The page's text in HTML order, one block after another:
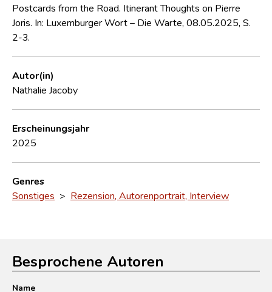
Kontakt
Postcards from the Road. Itinerant Thoughts on Pierre
Joris. In: Luxemburger Wort – Die Warte, 08.05.2025, S.
2-3.
Autor(in)
Nathalie Jacoby
Erscheinungsjahr
2025
Genres
Sonstiges > Rezension, Autorenportrait, Interview
Besprochene Autoren
Name